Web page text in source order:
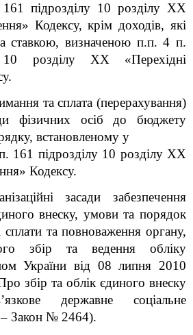
1
підрозділу 10 розділу XX
Кодексу, крім доходів, які
ставкою, визначеною п.п. 4 п.
розділу XX «Перехідні
та сплата (перерахування)
фізичних осіб до бюджету
встановленому у
161 підрозділу 10 розділу XX
Кодексу.
засади забезпечення
внеску, умови та порядок
сплати та повноваження органу,
збір та ведення обліку
України від 08 липня 2010
збір та облік єдиного внеску
’язкове державне соціальне
– Закон № 2464).